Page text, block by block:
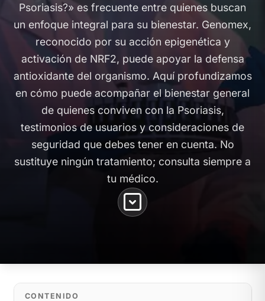
Psoriasis?» es frecuente entre quienes buscan
un enfoque integral para su bienestar. Genomex,
reconocido por su acción epigenética y
activación de NRF2, puede apoyar la defensa
antioxidante del organismo. Aquí profundizamos
en cómo puede acompañar el bienestar general
de quienes conviven con la Psoriasis,
testimonios de usuarios y consideraciones de
seguridad que debes tener en cuenta. No
sustituye ningún tratamiento; consulta siempre a
tu médico.
CONTENIDO